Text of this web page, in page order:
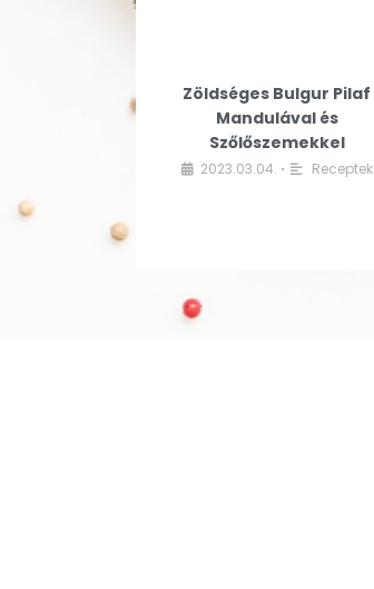
Zöldséges Bulgur Pilaf
Mandulával és
Szőlőszemekkel
2023.03.04. • Receptek